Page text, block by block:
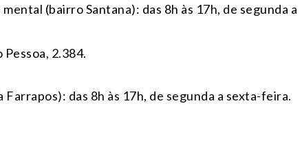
(bairro Santana): das 8h às 17h, de segunda a
2.384.
das 8h às 17h, de segunda a sexta-feira.